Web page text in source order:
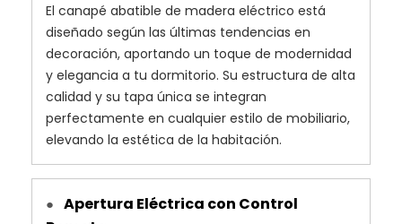
El canapé abatible de madera eléctrico está
diseñado según las últimas tendencias en
decoración, aportando un toque de modernidad
y elegancia a tu dormitorio. Su estructura de alta
calidad y su tapa única se integran
perfectamente en cualquier estilo de mobiliario,
elevando la estética de la habitación.
● Apertura Eléctrica con Control